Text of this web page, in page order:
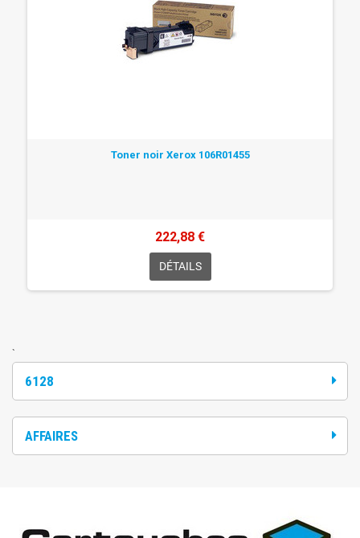
`
6128
AFFAIRES
Toner noir Xerox 106R01455
222,88 €
DÉTAILS